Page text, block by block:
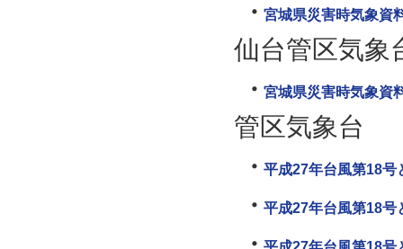
宮城県災害時気象資
仙台管区気象
宮城県災害時気象資
管区気象台
平成27年台風第18号
平成27年台風第18号